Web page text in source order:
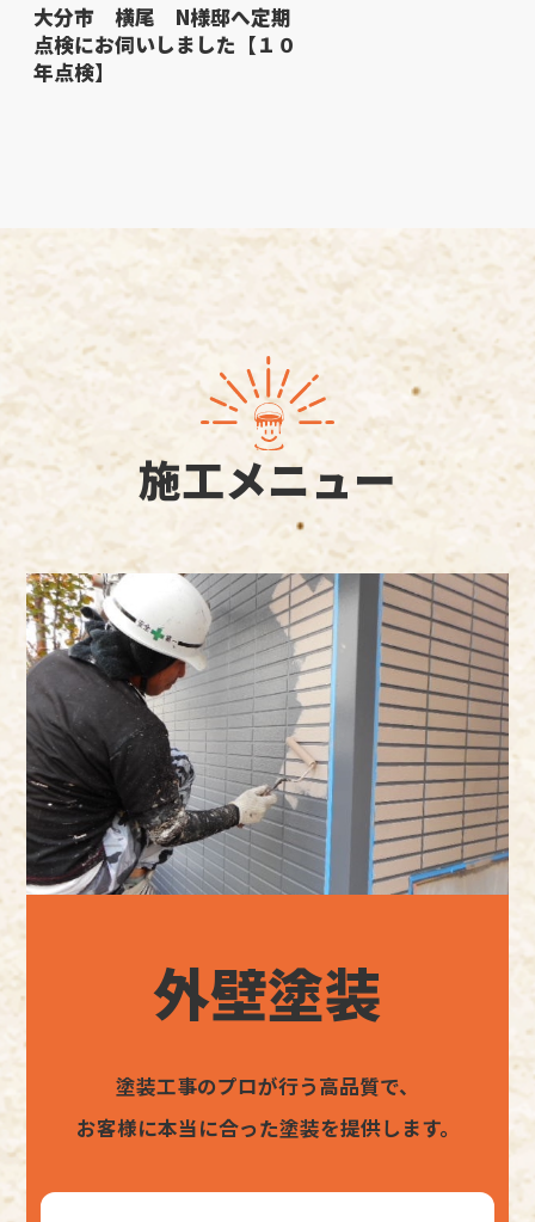
大分市 横尾 N様邸へ定期
点検にお伺いしました【１０
年点検】
施工メニュー
外壁塗装
塗装工事のプロが行う高品質で、
お客様に本当に合った塗装を提供します。